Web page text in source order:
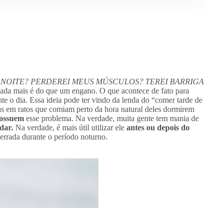
PERDEREI MEUS MÚSCULOS? TEREI BARRIGA
mais é do que um engano. O que acontece de fato para
o dia. Essa ideia pode ter vindo da lenda do “comer tarde de
ratos que comiam perto da hora natural deles dormirem
esse problema. Na verdade, muita gente tem mania de
Na verdade, é mais útil utilizar ele antes ou depois do
durante o período noturno.